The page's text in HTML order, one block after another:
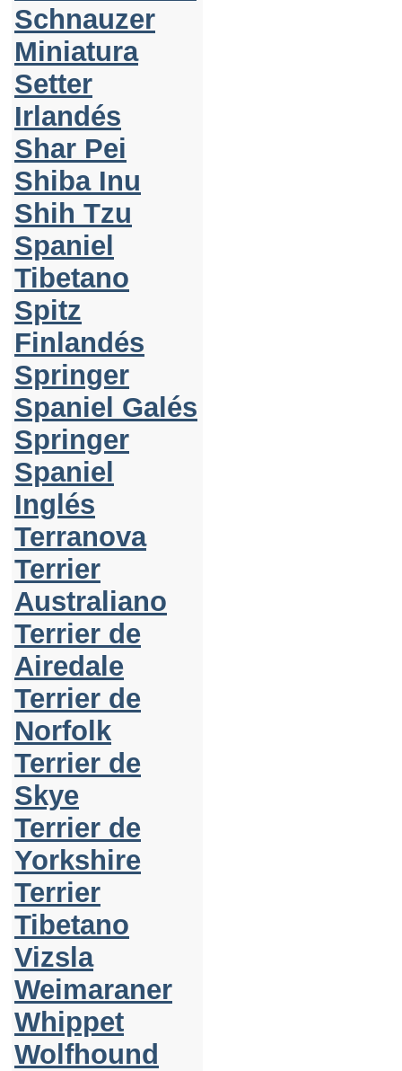
Schnauzer
Miniatura
Setter
Irlandés
Shar Pei
Shiba Inu
Shih Tzu
Spaniel
Tibetano
Spitz
Finlandés
Springer
Spaniel Galés
Springer
Spaniel
Inglés
Terranova
Terrier
Australiano
Terrier de
Airedale
Terrier de
Norfolk
Terrier de
Skye
Terrier de
Yorkshire
Terrier
Tibetano
Vizsla
Weimaraner
Whippet
Wolfhound